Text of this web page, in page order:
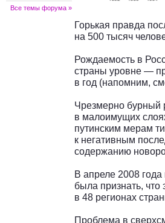
Все темы форума »
Горькая правда
на 500 тысяч
Рождаемость в
страны уровне —
в год (напомним,
Чрезмерно бурный
в малоимущих
путинским мерам
к негативным
содержанию
В апреле 2008
была признать, что
в 48 регионах
Проблема в